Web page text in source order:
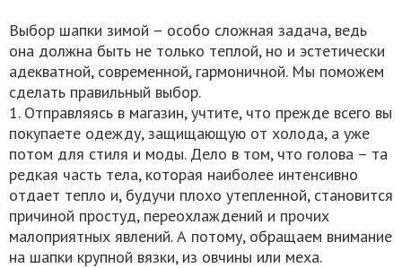
Выбор шапки зимой – особо сложная задача, ведь
она должна быть не только теплой, но и эстетически
адекватной, современной, гармоничной. Мы поможем
сделать правильный выбор.
1. Отправляясь в магазин, учтите, что прежде всего вы
покупаете одежду, защищающую от холода, а уже
потом для стиля и моды. Дело в том, что голова – та
редкая часть тела, которая наиболее интенсивно
отдает тепло и, будучи плохо утепленной, становится
причиной простуд, переохлаждений и прочих
малоприятных явлений. А потому, обращаем внимание
на шапки крупной вязки, из овчины или меха.